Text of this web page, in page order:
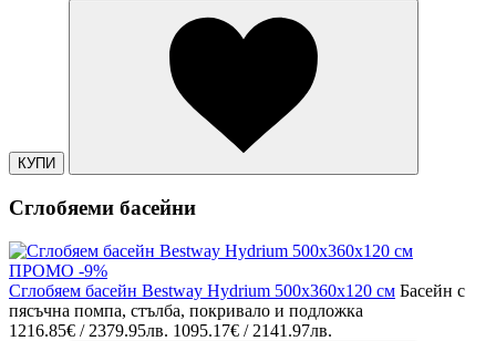
КУПИ
Сглобяеми басейни
ПРОМО -9%
Сглобяем басейн Bestway Hydrium 500x360x120 см Басейн с
пясъчна помпа, стълба, покривало и подложка
1216.85€ / 2379.95лв. 1095.17€ / 2141.97лв.